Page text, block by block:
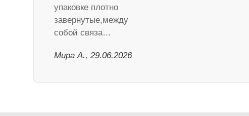
упаковке плотно
завернутые,между
собой связа…
Мира А., 29.06.2026